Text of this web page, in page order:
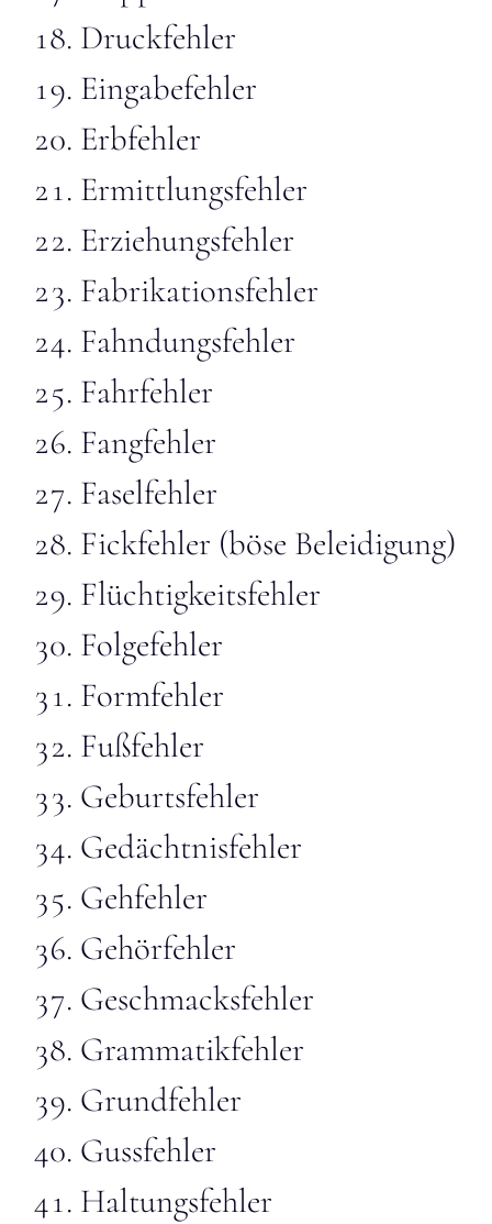
Druckfehler
Eingabefehler
Erbfehler
Ermittlungsfehler
Erziehungsfehler
Fabrikationsfehler
Fahndungsfehler
Fahrfehler
Fangfehler
Faselfehler
Fickfehler (böse Beleidigung)
Flüchtigkeitsfehler
Folgefehler
Formfehler
Fußfehler
Geburtsfehler
Gedächtnisfehler
Gehfehler
Gehörfehler
Geschmacksfehler
Grammatikfehler
Grundfehler
Gussfehler
Haltungsfehler